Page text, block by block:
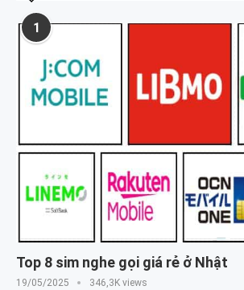
1
Top 8 sim nghe gọi giá rẻ ở Nhật
19/05/2025 346,3K views